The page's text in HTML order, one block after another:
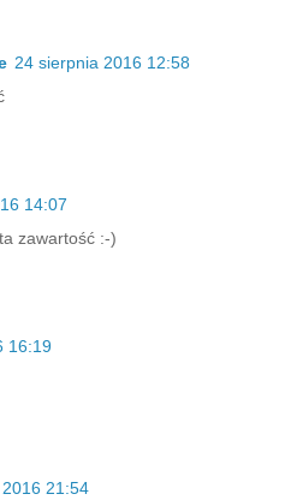
24 sierpnia 2016 12:58
14:07
zawartość :-)
16:19
21:54